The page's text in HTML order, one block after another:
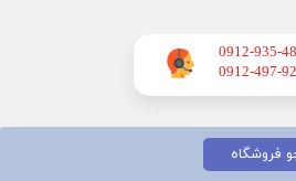
0912-935-
​​​​​​​0912-497-
فروشگاه